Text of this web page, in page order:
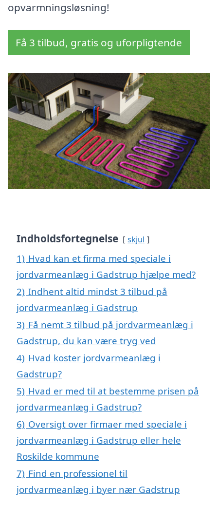
opvarmningsløsning!
Få 3 tilbud, gratis og uforpligtende
Indholdsfortegnelse skjul
1) Hvad kan et firma med speciale i
jordvarmeanlæg i Gadstrup hjælpe med?
2) Indhent altid mindst 3 tilbud på
jordvarmeanlæg i Gadstrup
3) Få nemt 3 tilbud på jordvarmeanlæg i
Gadstrup, du kan være tryg ved
4) Hvad koster jordvarmeanlæg i
Gadstrup?
5) Hvad er med til at bestemme prisen på
jordvarmeanlæg i Gadstrup?
6) Oversigt over firmaer med speciale i
jordvarmeanlæg i Gadstrup eller hele
Roskilde kommune
7) Find en professionel til
jordvarmeanlæg i byer nær Gadstrup